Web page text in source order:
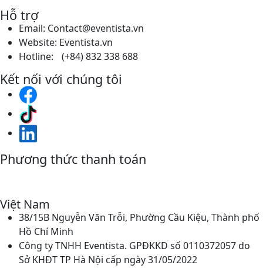
Hỗ trợ
Email: Contact@eventista.vn
Website: Eventista.vn
Hotline: (+84) 832 338 688
Kết nối với chúng tôi
Phương thức thanh toán
Việt Nam
38/15B Nguyễn Văn Trỗi, Phường Cầu Kiệu, Thành phố
Hồ Chí Minh
Công ty TNHH Eventista. GPĐKKD số 0110372057 do
Sở KHĐT TP Hà Nội cấp ngày 31/05/2022